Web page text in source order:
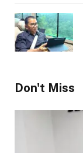
Don't Miss